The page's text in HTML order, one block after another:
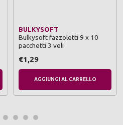
BULKYSOFT
Bulkysoft fazzoletti 9 x 10
pacchetti 3 veli
€1,29
AGGIUNGI AL CARRELLO